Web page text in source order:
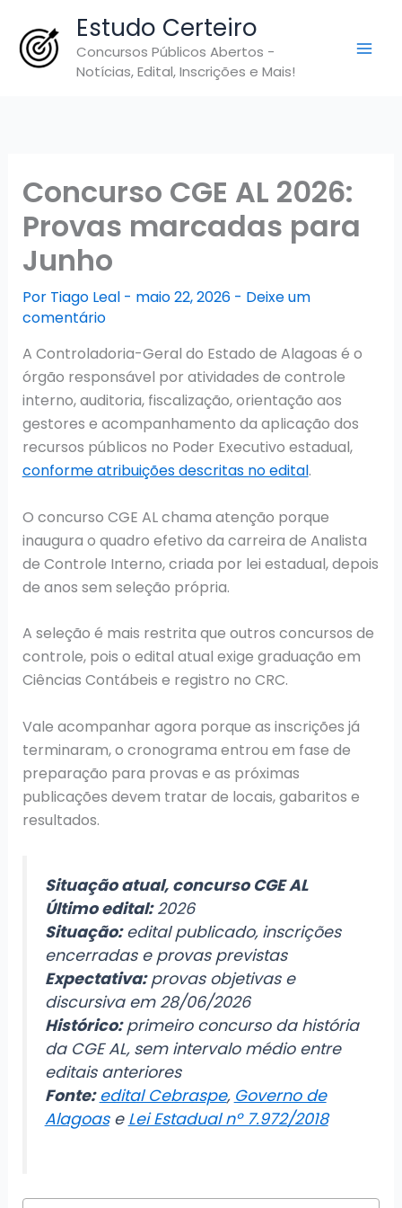
para
Estudo Certeiro
Concursos Públicos Abertos -
Notícias, Edital, Inscrições e Mais!
Concurso CGE AL 2026:
Provas marcadas para
Junho
Por Tiago Leal - maio 22, 2026 - Deixe um
comentário
A Controladoria-Geral do Estado de Alagoas é o
órgão responsável por atividades de controle
interno, auditoria, fiscalização, orientação aos
gestores e acompanhamento da aplicação dos
recursos públicos no Poder Executivo estadual,
conforme atribuições descritas no edital.
O concurso CGE AL chama atenção porque
inaugura o quadro efetivo da carreira de Analista
de Controle Interno, criada por lei estadual, depois
de anos sem seleção própria.
A seleção é mais restrita que outros concursos de
controle, pois o edital atual exige graduação em
Ciências Contábeis e registro no CRC.
Vale acompanhar agora porque as inscrições já
terminaram, o cronograma entrou em fase de
preparação para provas e as próximas
publicações devem tratar de locais, gabaritos e
resultados.
Situação atual, concurso CGE AL
Último edital:2026
Situação:edital publicado, inscrições
encerradas e provas previstas
Expectativa:provas objetivas e
discursiva em 28/06/2026
Histórico:primeiro concurso da história
da CGE AL, sem intervalo médio entre
editais anteriores
Fonte: edital Cebraspe, Governo de
Alagoase Lei Estadual nº 7.972/2018